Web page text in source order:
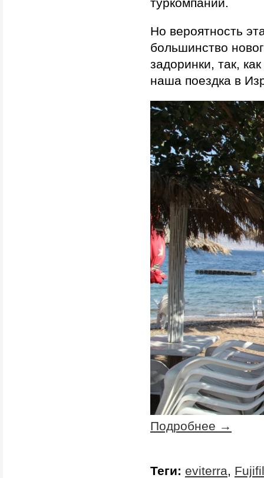
Но вероятность
большинство
задоринки, так,
наша поездка в
Подробнее →
Теги: eviterra,